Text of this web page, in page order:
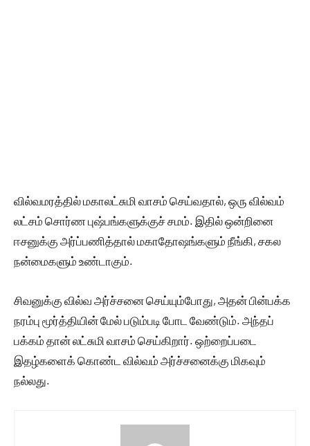
வில்வமரத்தில் மகாலட்சுமி வாசம் செய்வதால், ஒரு வில்வம்
லட்சம் சொர்ண புஷ்பங்களுக்குச் சமம். இதில் ஒன்றினை
ஈசனுக்கு அர்ப்பணித்தால் மகாதோஷங்களும் நீங்கி, சகல
நன்மைகளும் உண்டாகும்.
சிவனுக்கு வில்வ அர்ச்சனை செய்யும்போது, அதன் பின்பக்க
நரம்பு மூர்த்தியின் மேல் படும்படி போட வேண்டும். அந்தப்
பக்கம் தான் லட்சுமி வாசம் செய்கிறார். ஒற்றைப்படை
இதழ்களைக் கொண்ட வில்வம் அர்ச்சனைக்கு மிகவும்
நல்லது.